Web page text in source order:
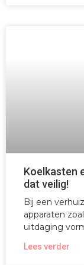
Koelkasten
dat veilig!
Bij een
apparaten
uitdaging
Lees verder